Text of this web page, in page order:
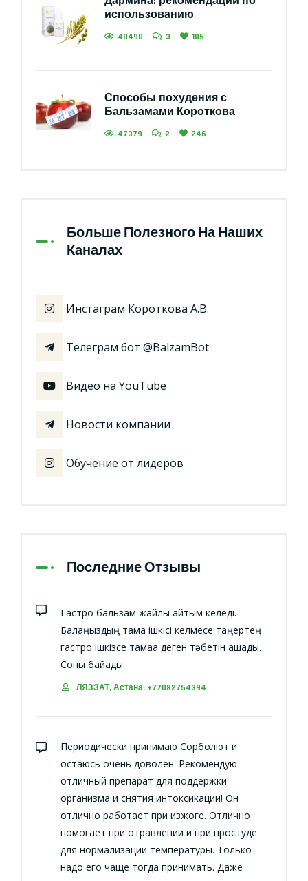
использованию
48498 3 185
Способы похудения с
Бальзамами Короткова
47379 2 246
Больше Полезного На Наших
Каналах
Инстаграм Короткова А.В.
Телеграм бот @BalzamBot
Видео на YouTube
Новости компании
Обучение от лидеров
Последние Отзывы
Гастро бальзам жайлы айтқым келеді.
Балаңыздың тамақ ішкісі келмесе таңертең
гастро ішкізсе тамаққа деген тәбетін ашады.
Соны байқадық.
ЛЯЗЗАТ, Астана, +77082754394
Периодически принимаю Сорболют и
остаюсь очень доволен. Рекомендую -
отличный препарат для поддержки
организма и снятия интоксикации! Он
отлично работает при изжоге. Отлично
помогает при отравлении и при простуде
для нормализации температуры. Только
надо его чаще тогда принимать. Даже